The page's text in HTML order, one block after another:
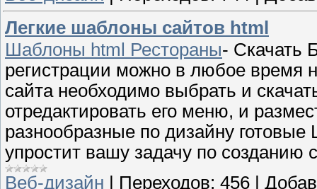
Легкие шаблоны сайтов html
Шаблоны html Рестораны- Скачать
регистрации можно в любое время
сайта необходимо выбрать и
отредактировать его меню, и
разнообразные по дизайну
упростит вашу задачу по созданию
Веб-дизайн
Переходов: 456